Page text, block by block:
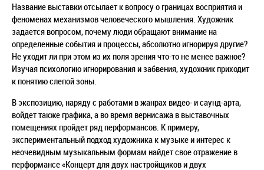
Название выставки отсылает к вопросу о границах восприятия и
феноменах механизмов человеческого мышления. Художник
задается вопросом, почему люди обращают внимание на
определенные события и процессы, абсолютно игнорируя другие?
Не уходит ли при этом из их поля зрения что-то не менее важное?
Изучая психологию игнорирования и забвения, художник приходит
к понятию слепой зоны.
В экспозицию, наряду с работами в жанрах видео- и саунд-арта,
войдет также графика, а во время вернисажа в выставочных
помещениях пройдет ряд перформансов. К примеру,
экспериментальный подход художника к музыке и интерес к
неочевидным музыкальным формам найдет свое отражение в
перформансе «Концерт для двух настройщиков и двух